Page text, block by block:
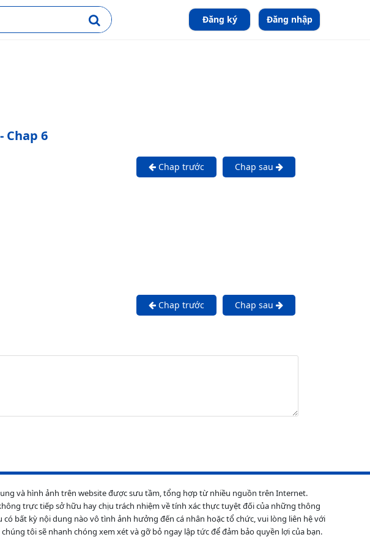
Đăng ký Đăng nhập
- Chap 6
Chap trước Chap sau
Chap trước Chap sau
và hình ảnh trên website được sưu tầm, tổng hợp từ nhiều nguồn trên Internet.
trực tiếp sở hữu hay chịu trách nhiệm về tính xác thực tuyệt đối của những thông
có bất kỳ nội dung nào vô tình ảnh hưởng đến cá nhân hoặc tổ chức, vui lòng liên hệ với
tôi sẽ nhanh chóng xem xét và gỡ bỏ ngay lập tức để đảm bảo quyền lợi của bạn.